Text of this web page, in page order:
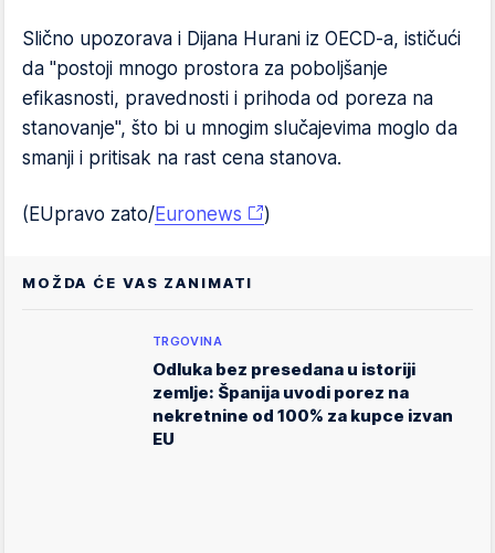
Slično upozorava i Dijana Hurani iz OECD-a, ističući
da "postoji mnogo prostora za poboljšanje
efikasnosti, pravednosti i prihoda od poreza na
stanovanje", što bi u mnogim slučajevima moglo da
smanji i pritisak na rast cena stanova.
(EUpravo zato/Euronews )
MOŽDA ĆE VAS ZANIMATI
TRGOVINA
Odluka bez presedana u istoriji
zemlje: Španija uvodi porez na
nekretnine od 100% za kupce izvan
EU